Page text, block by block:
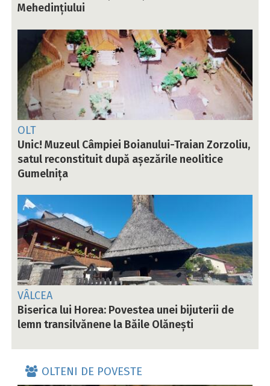
Mehedințiului
OLT
Unic! Muzeul Câmpiei Boianului-Traian Zorzoliu,
satul reconstituit după așezările neolitice
Gumelnița
VÂLCEA
Biserica lui Horea: Povestea unei bijuterii de
lemn transilvănene la Băile Olănești
OLTENI DE POVESTE